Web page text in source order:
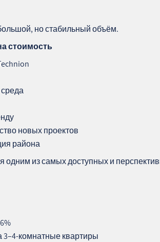
но стабильный объём.
стоимость
новых проектов
района
одним из самых доступных и
3–4‑комнатные квартиры